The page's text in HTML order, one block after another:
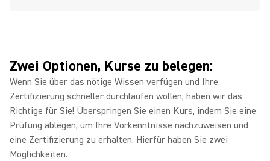
Zwei Optionen, Kurse zu belegen:
Wenn Sie über das nötige Wissen verfügen und Ihre
Zertifizierung schneller durchlaufen wollen, haben wir das
Richtige für Sie! Überspringen Sie einen Kurs, indem Sie eine
Prüfung ablegen, um Ihre Vorkenntnisse nachzuweisen und
eine Zertifizierung zu erhalten. Hierfür haben Sie zwei
Möglichkeiten.